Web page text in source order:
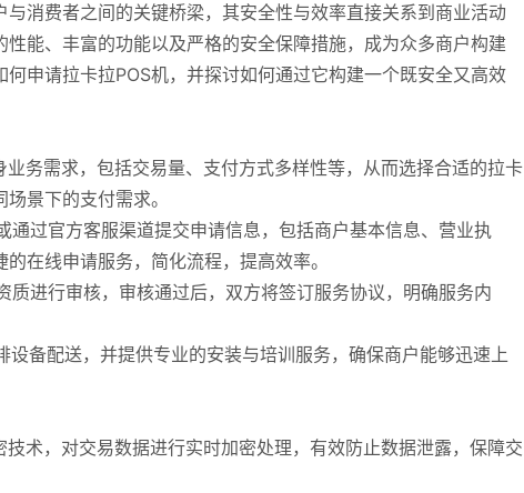
消费者之间的关键桥梁，其安全性与效率直接关系到商业活动
能、丰富的功能以及严格的安全保障措施，成为众多商户构建
申请拉卡拉POS机，并探讨如何通过它构建一个既安全又高效
务需求，包括交易量、支付方式多样性等，从而选择合适的拉卡
景下的支付需求。
过官方客服渠道提交申请信息，包括商户基本信息、营业执
在线申请服务，简化流程，提高效率。
进行审核，审核通过后，双方将签订服务协议，明确服务内
备配送，并提供专业的安装与培训服务，确保商户能够迅速上
术，对交易数据进行实时加密处理，有效防止数据泄露，保障交